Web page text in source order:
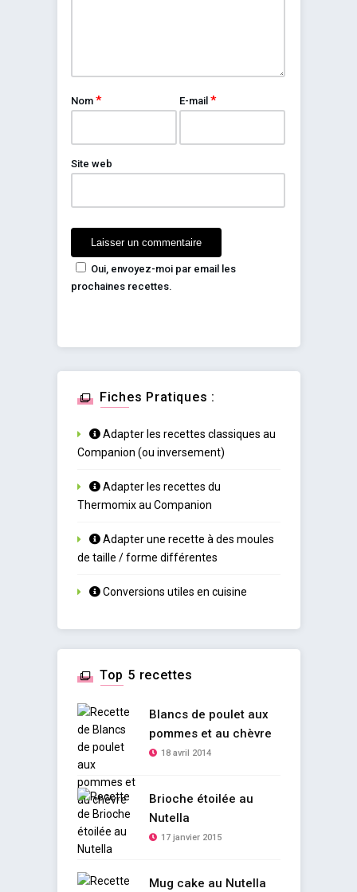
Nom * E-mail*
Site web
Oui, envoyez-moi par email les
prochaines recettes.
Fiches Pratiques :
Adapter les recettes classiques au
Companion (ou inversement)
Adapter les recettes du
Thermomix au Companion
Adapter une recette à des moules
de taille / forme différentes
Conversions utiles en cuisine
Top 5 recettes
Blancs de poulet aux
pommes et au chèvre
18 avril 2014
Brioche étoilée au
Nutella
17 janvier 2015
Mug cake au Nutella